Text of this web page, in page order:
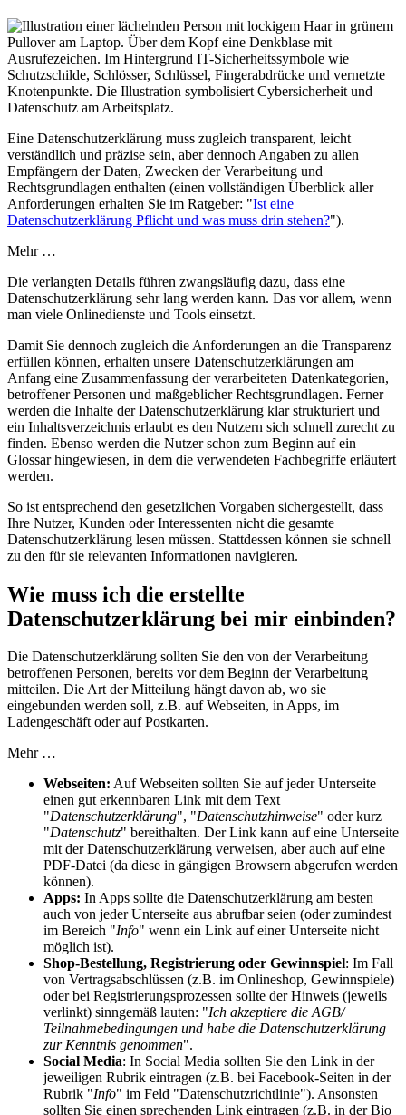
Eine Datenschutzerklärung muss zugleich transparent, leicht
verständlich und präzise sein, aber dennoch Angaben zu allen
Empfängern der Daten, Zwecken der Verarbeitung und
Rechtsgrundlagen enthalten (einen vollständigen Überblick aller
Anforderungen erhalten Sie im Ratgeber: "Ist eine
Datenschutzerklärung Pflicht und was muss drin stehen?").
Mehr …
Die verlangten Details führen zwangsläufig dazu, dass eine
Datenschutzerklärung sehr lang werden kann. Das vor allem, wenn
man viele Onlinedienste und Tools einsetzt.
Damit Sie dennoch zugleich die Anforderungen an die Transparenz
erfüllen können, erhalten unsere Datenschutzerklärungen am
Anfang eine Zusammenfassung der verarbeiteten Datenkategorien,
betroffener Personen und maßgeblicher Rechtsgrundlagen. Ferner
werden die Inhalte der Datenschutzerklärung klar strukturiert und
ein Inhaltsverzeichnis erlaubt es den Nutzern sich schnell zurecht zu
finden. Ebenso werden die Nutzer schon zum Beginn auf ein
Glossar hingewiesen, in dem die verwendeten Fachbegriffe erläutert
werden.
So ist entsprechend den gesetzlichen Vorgaben sichergestellt, dass
Ihre Nutzer, Kunden oder Interessenten nicht die gesamte
Datenschutzerklärung lesen müssen. Stattdessen können sie schnell
zu den für sie relevanten Informationen navigieren.
Wie muss ich die erstellte
Datenschutzerklärung bei mir einbinden?
Die Datenschutzerklärung sollten Sie den von der Verarbeitung
betroffenen Personen, bereits vor dem Beginn der Verarbeitung
mitteilen. Die Art der Mitteilung hängt davon ab, wo sie
eingebunden werden soll, z.B. auf Webseiten, in Apps, im
Ladengeschäft oder auf Postkarten.
Mehr …
Webseiten: Auf Webseiten sollten Sie auf jeder Unterseite
einen gut erkennbaren Link mit dem Text
"Datenschutzerklärung", "Datenschutzhinweise" oder kurz
"Datenschutz" bereithalten. Der Link kann auf eine Unterseite
mit der Datenschutzerklärung verweisen, aber auch auf eine
PDF-Datei (da diese in gängigen Browsern abgerufen werden
können).
Apps: In Apps sollte die Datenschutzerklärung am besten
auch von jeder Unterseite aus abrufbar seien (oder zumindest
im Bereich "Info" wenn ein Link auf einer Unterseite nicht
möglich ist).
Shop-Bestellung, Registrierung oder Gewinnspiel: Im Fall
von Vertragsabschlüssen (z.B. im Onlineshop, Gewinnspiele)
oder bei Registrierungsprozessen sollte der Hinweis (jeweils
verlinkt) sinngemäß lauten: "Ich akzeptiere die AGB/
Teilnahmebedingungen und habe die Datenschutzerklärung
zur Kenntnis genommen".
Social Media: In Social Media sollten Sie den Link in der
jeweiligen Rubrik eintragen (z.B. bei Facebook-Seiten in der
Rubrik "Info" im Feld "Datenschutzrichtlinie"). Ansonsten
sollten Sie einen sprechenden Link eintragen (z.B. in der Bio